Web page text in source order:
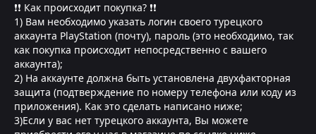
❗❗ Как происходит покупка? ❗❗
1) Вам необходимо указать логин своего турецкого
аккаунта PlayStation (почту), пароль (это необходимо, так
как покупка происходит непосредственно с вашего
аккаунта);
2) На аккаунте должна быть установлена двухфакторная
защита (подтверждение по номеру телефона или коду из
приложения). Как это сделать написано ниже;
3)Если у вас нет турецкого аккаунта, Вы можете